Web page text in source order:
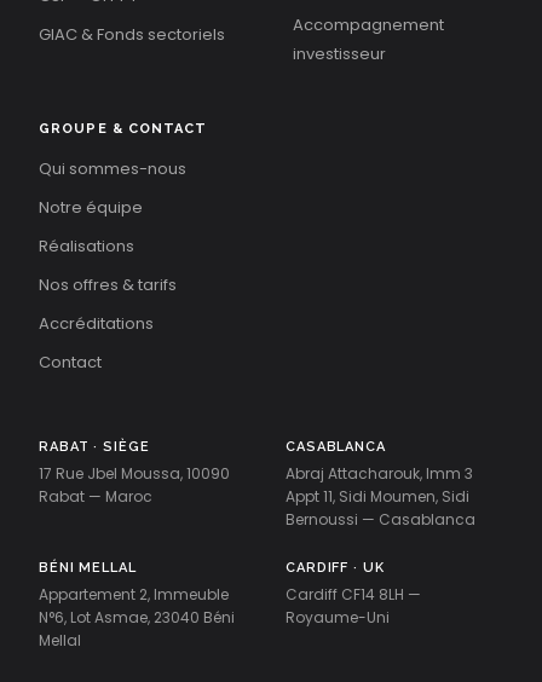
GIAC & Fonds sectoriels
Accompagnement
investisseur
GROUPE & CONTACT
Qui sommes-nous
Notre équipe
Réalisations
Nos offres & tarifs
Accréditations
Contact
RABAT · SIÈGE
17 Rue Jbel Moussa, 10090
Rabat — Maroc
CASABLANCA
Abraj Attacharouk, Imm 3
Appt 11, Sidi Moumen, Sidi
Bernoussi — Casablanca
BÉNI MELLAL
Appartement 2, Immeuble
N°6, Lot Asmae, 23040 Béni
Mellal
CARDIFF · UK
Cardiff CF14 8LH —
Royaume-Uni